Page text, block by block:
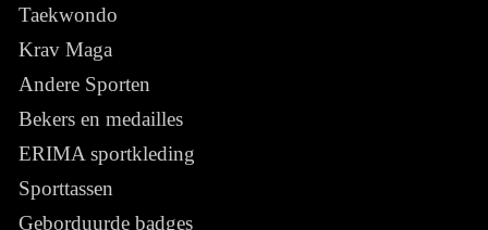
Taekwondo
Krav Maga
Andere Sporten
Bekers en medailles
ERIMA sportkleding
Sporttassen
Geborduurde badges